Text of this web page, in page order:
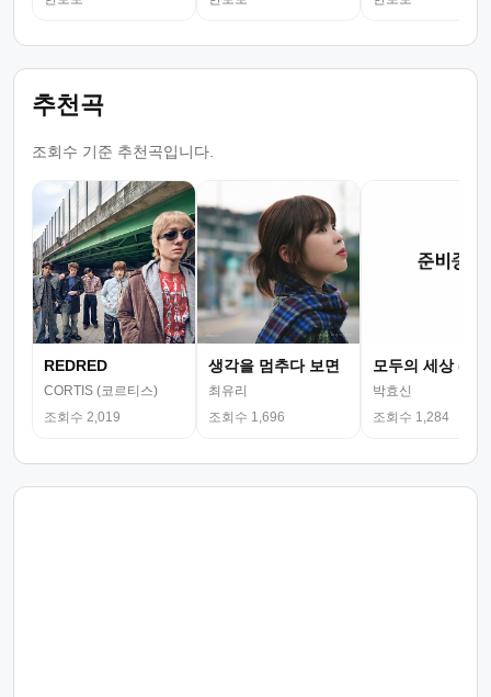
추천곡
조회수 기준 추천곡입니다.
REDRED
CORTIS (코르티스)
조회수 2,019
생각을 멈추다 보면
최유리
조회수 1,696
모두의 세상 (뮤
박효신
조회수 1,284